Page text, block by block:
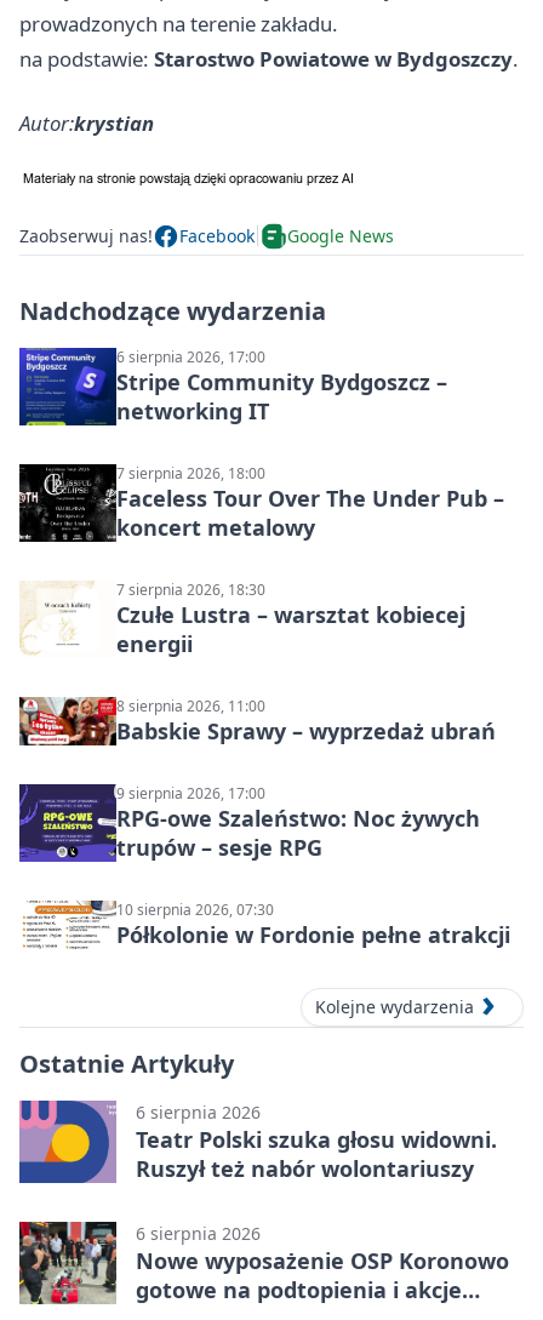
prowadzonych na terenie zakładu.
na podstawie: Starostwo Powiatowe w Bydgoszczy.
Autor:krystian
Zaobserwuj nas! Facebook Google News
Nadchodzące wydarzenia
6 sierpnia 2026, 17:00
Stripe Community Bydgoszcz –
networking IT
7 sierpnia 2026, 18:00
Faceless Tour Over The Under Pub –
koncert metalowy
7 sierpnia 2026, 18:30
Czułe Lustra – warsztat kobiecej
energii
8 sierpnia 2026, 11:00
Babskie Sprawy – wyprzedaż ubrań
9 sierpnia 2026, 17:00
RPG-owe Szaleństwo: Noc żywych
trupów – sesje RPG
10 sierpnia 2026, 07:30
Półkolonie w Fordonie pełne atrakcji
Kolejne wydarzenia
Ostatnie Artykuły
6 sierpnia 2026
Teatr Polski szuka głosu widowni.
Ruszył też nabór wolontariuszy
6 sierpnia 2026
Nowe wyposażenie OSP Koronowo
gotowe na podtopienia i akcje